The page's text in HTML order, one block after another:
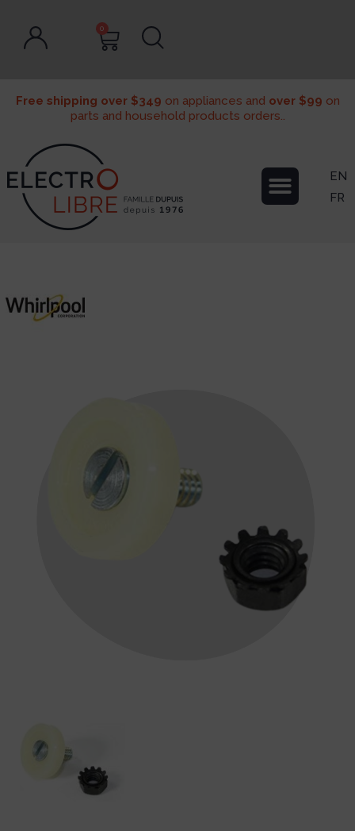
0
Free shipping over $349 on appliances and over $99 on
parts and household products orders..
EN
FR